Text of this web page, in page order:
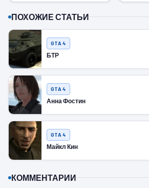
ПОХОЖИЕ СТАТЬИ
GTA 4
БТР
GTA 4
Анна Фостин
GTA 4
Майкл Кин
КОММЕНТАРИИ